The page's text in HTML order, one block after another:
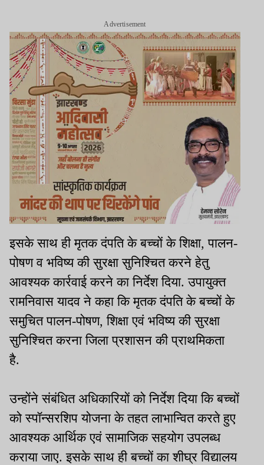
Advertisement
इसके साथ ही मृतक दंपति के बच्चों के शिक्षा, पालन-
पोषण व भविष्य की सुरक्षा सुनिश्चित करने हेतु
आवश्यक कार्रवाई करने का निर्देश दिया. उपायुक्त
रामनिवास यादव ने कहा कि मृतक दंपति के बच्चों के
समुचित पालन-पोषण, शिक्षा एवं भविष्य की सुरक्षा
सुनिश्चित करना जिला प्रशासन की प्राथमिकता
है.
उन्होंने संबंधित अधिकारियों को निर्देश दिया कि बच्चों
को स्पॉन्सरशिप योजना के तहत लाभान्वित करते हुए
आवश्यक आर्थिक एवं सामाजिक सहयोग उपलब्ध
कराया जाए. इसके साथ ही बच्चों का शीघ्र विद्यालय